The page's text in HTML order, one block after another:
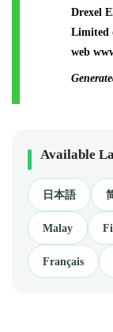
Drexel
Limited
web
Available
日本語
Malay
Français